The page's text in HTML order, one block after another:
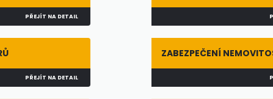
PŘEJÍT NA DETAIL
PŘEJÍT NA DETAIL
ZABEZPEČENÍ